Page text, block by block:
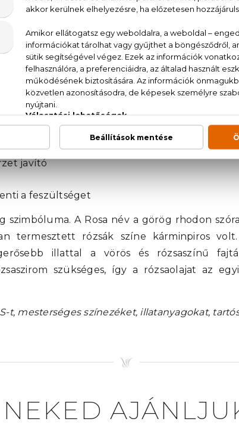
és csillapítja a gyulladásokat
ellen
sejtfalakat
okozta tüneteket
bőrt
és a terhességi csíkokkal szemben
javító
a feszültséget
szimbóluma. A Rosa név a görög rhodon
termesztett rózsák színe kárminpiros
illattal a vörös és rózsaszínű
szükséges, így a rózsaolajat az
t, mesterséges színezéket, illatanyagokat,
NEKED